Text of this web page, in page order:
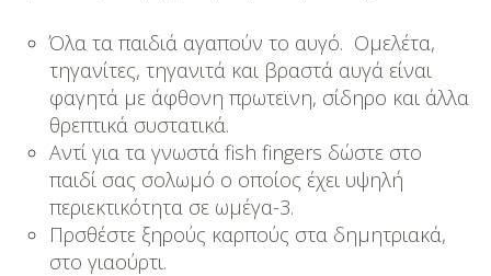
Όλα τα παιδιά αγαπούν το αυγό. Ομελέτα,
τηγανίτες, τηγανιτά και βραστά αυγά είναι
φαγητά με άφθονη πρωτεϊνη, σίδηρο και άλλα
θρεπτικά συστατικά.
Αντί για τα γνωστά fish fingers δώστε στο
παιδί σας σολωμό ο οποίος έχει υψηλή
περιεκτικότητα σε ωμέγα-3.
Πρσθέστε ξηρούς καρπούς στα δημητριακά,
στο γιαούρτι.